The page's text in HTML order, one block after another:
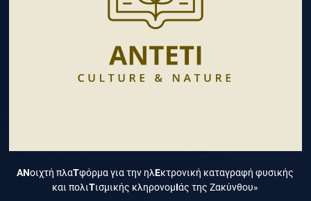
ΑΝοιχτή πλαΤφόρμα για την ηλΕκτρονική καταγραφή φυσικής
και πολιΤισμικής κληρονομΙάς της Ζακύνθου»